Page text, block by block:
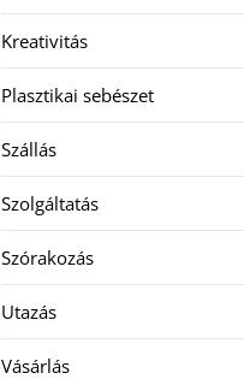
Kreativitás
Plasztikai sebészet
Szállás
Szolgáltatás
Szórakozás
Utazás
Vásárlás